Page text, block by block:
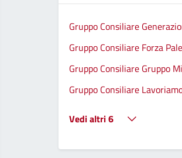
Gruppo Consiliare
Gruppo Consiliare Forza
Gruppo Consiliare Gruppo
Gruppo Consiliare
Vedi altri 6